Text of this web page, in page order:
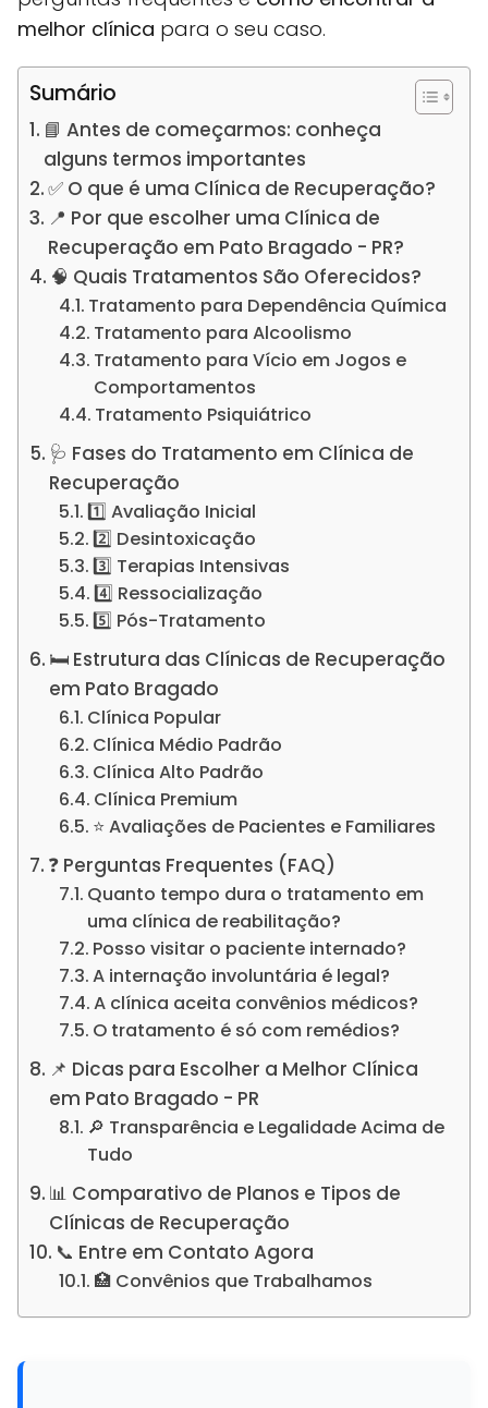
melhor clínica para o seu caso.
Sumário
📘 Antes de começarmos: conheça
alguns termos importantes
✅ O que é uma Clínica de Recuperação?
📍 Por que escolher uma Clínica de
Recuperação em Pato Bragado - PR?
🧠 Quais Tratamentos São Oferecidos?
Tratamento para Dependência Química
Tratamento para Alcoolismo
Tratamento para Vício em Jogos e
Comportamentos
Tratamento Psiquiátrico
🩺 Fases do Tratamento em Clínica de
Recuperação
1️⃣ Avaliação Inicial
2️⃣ Desintoxicação
3️⃣ Terapias Intensivas
4️⃣ Ressocialização
5️⃣ Pós-Tratamento
🛏️ Estrutura das Clínicas de Recuperação
em Pato Bragado
Clínica Popular
Clínica Médio Padrão
Clínica Alto Padrão
Clínica Premium
⭐ Avaliações de Pacientes e Familiares
❓ Perguntas Frequentes (FAQ)
Quanto tempo dura o tratamento em
uma clínica de reabilitação?
Posso visitar o paciente internado?
A internação involuntária é legal?
A clínica aceita convênios médicos?
O tratamento é só com remédios?
📌 Dicas para Escolher a Melhor Clínica
em Pato Bragado - PR
🔎 Transparência e Legalidade Acima de
Tudo
📊 Comparativo de Planos e Tipos de
Clínicas de Recuperação
📞 Entre em Contato Agora
🏥 Convênios que Trabalhamos